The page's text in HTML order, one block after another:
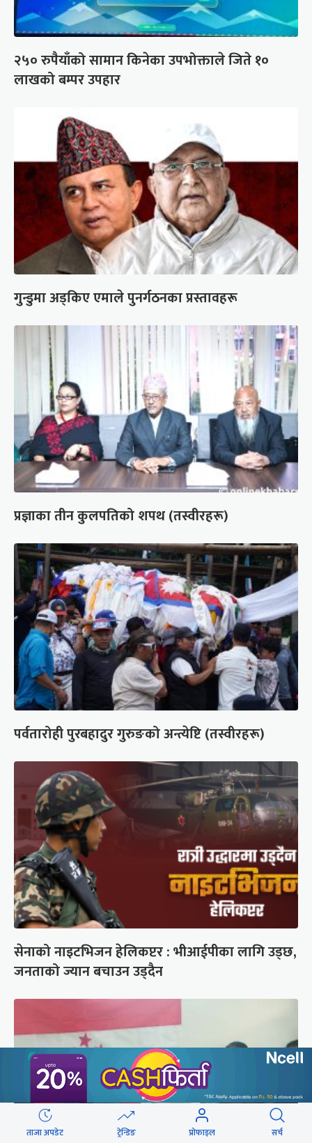
२५० रुपैयाँको सामान किनेका उपभोक्ताले जिते १०
लाखको बम्पर उपहार
गुन्डुमा अड्किए एमाले पुनर्गठनका प्रस्तावहरू
प्रज्ञाका तीन कुलपतिको शपथ (तस्वीरहरू)
पर्वतारोही पुरबहादुर गुरुङको अन्त्येष्टि (तस्वीरहरू)
सेनाको नाइटभिजन हेलिकप्टर : भीआईपीका लागि उड्छ,
जनताको ज्यान बचाउन उड्दैन
ताजा अपडेट ट्रेन्डिङ प्रोफाइल सर्च